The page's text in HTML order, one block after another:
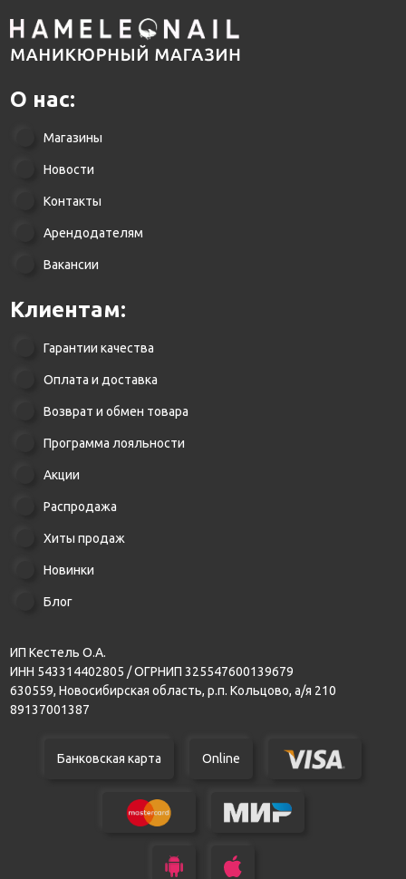
О нас:
Магазины
Новости
Контакты
Арендодателям
Вакансии
Клиентам:
Гарантии качества
Оплата и доставка
Возврат и обмен товара
Программа лояльности
Акции
Распродажа
Хиты продаж
Новинки
Блог
ИП Кестель О.А.
ИНН 543314402805 / ОГРНИП 325547600139679
630559, Новосибирская область, р.п. Кольцово, а/я 210
89137001387
Банковская карта Online